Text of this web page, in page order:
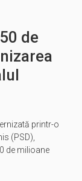
de
printr-o
(PSD),
de milioane